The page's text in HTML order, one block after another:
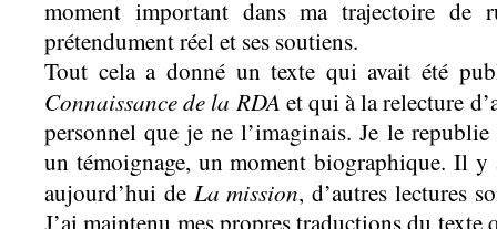
moment important dans ma trajectoire de
prétendument réel et ses soutiens.
Tout cela a donné un texte qui avait été
Connaissance de la RDA et qui à la relecture
personnel que je ne l’imaginais. Je le
un témoignage, un moment biographique. Il y
aujourd’hui de La mission, d’autres lectures
J’ai maintenu mes propres traductions du texte